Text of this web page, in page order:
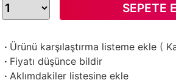
SEPETE
· Ürünü karşılaştırma listeme ekle(
· Fiyatı düşünce bildir
· Aklımdakiler listesine ekle